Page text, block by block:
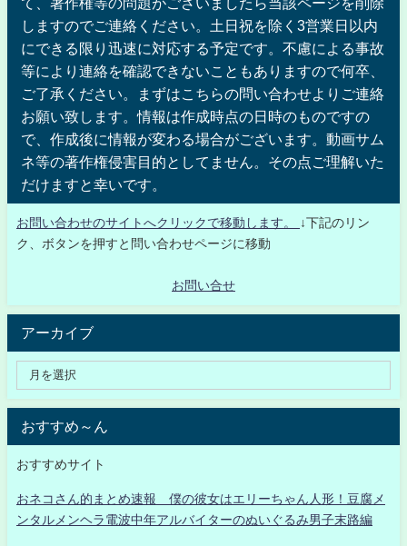
て、著作権等の問題がございましたら当該ページを削除
しますのでご連絡ください。土日祝を除く3営業日以内
にできる限り迅速に対応する予定です。不慮による事故
等により連絡を確認できないこともありますので何卒、
ご了承ください。まずはこちらの問い合わせよりご連絡
お願い致します。情報は作成時点の日時のものですの
で、作成後に情報が変わる場合がございます。動画サム
ネ等の著作権侵害目的としてません。その点ご理解いた
だけますと幸いです。
お問い合わせのサイトへクリックで移動します。
↓下記のリン
ク、ボタンを押すと問い合わせページに移動
お問い合せ
アーカイブ
おすすめ～ん
おすすめサイト
おネコさん的まとめ速報 僕の彼女はエリーちゃん人形！豆腐メ
ンタルメンヘラ電波中年アルバイターのぬいぐるみ男子末路編